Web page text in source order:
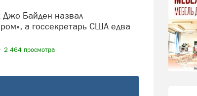
а госсекретарь США едва
2 464 просмотра